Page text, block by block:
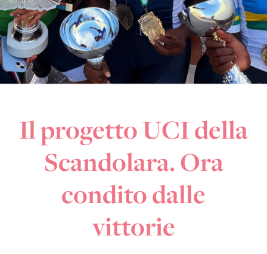
Il progetto UCI della
Scandolara. Ora
condito dalle
vittorie